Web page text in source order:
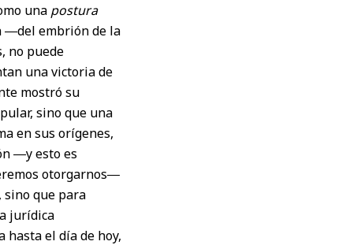
una postura
―del embrión de la
no puede
una victoria de
mostró su
sino que una
en sus orígenes,
―y esto es
otorgarnos―
sino que para
jurídica
el día de hoy,